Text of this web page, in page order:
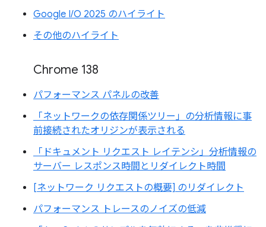
Google I/O 2025 のハイライト
その他のハイライト
Chrome 138
パフォーマンス パネルの改善
「ネットワークの依存関係ツリー」の分析情報に事
前接続されたオリジンが表示される
「ドキュメント リクエスト レイテンシ」分析情報の
サーバー レスポンス時間とリダイレクト時間
[ネットワーク リクエストの概要] のリダイレクト
パフォーマンス トレースのノイズの低減